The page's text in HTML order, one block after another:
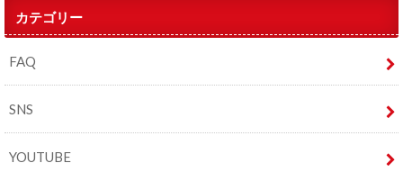
カテゴリー
FAQ
SNS
YOUTUBE